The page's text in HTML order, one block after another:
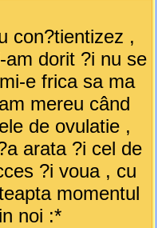
con?tientizez ,
dorit ?i nu se
e frica sa ma
mereu când
de ovulatie ,
arata ?i cel de
?i voua , cu
momentul
noi :*